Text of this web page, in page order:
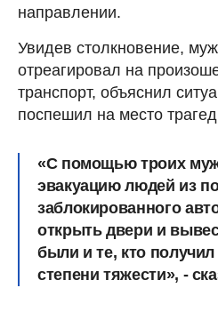
направлении.
Увидев столкновение,
отреагировал на
транспорт, объяснил
поспешил на место
«С помощью троих
эвакуацию людей из
заблокированного
открыть двери и
были и те, кто
степени тяжести», -